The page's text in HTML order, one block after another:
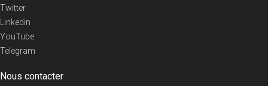
Twitter
Linkedin
YouTube
Telegram
Nous contacter